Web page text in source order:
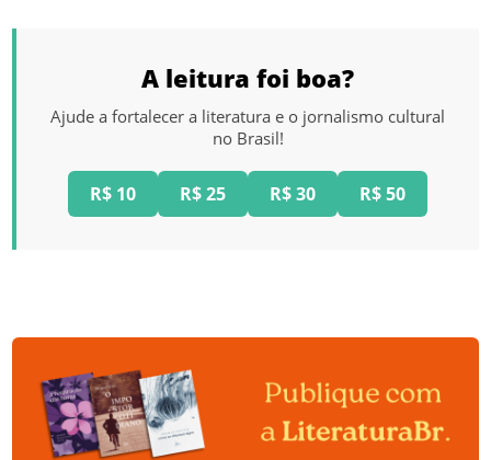
A leitura foi boa?
Ajude a fortalecer a literatura e o jornalismo cultural
no Brasil!
R$ 10 R$ 25 R$ 30 R$ 50